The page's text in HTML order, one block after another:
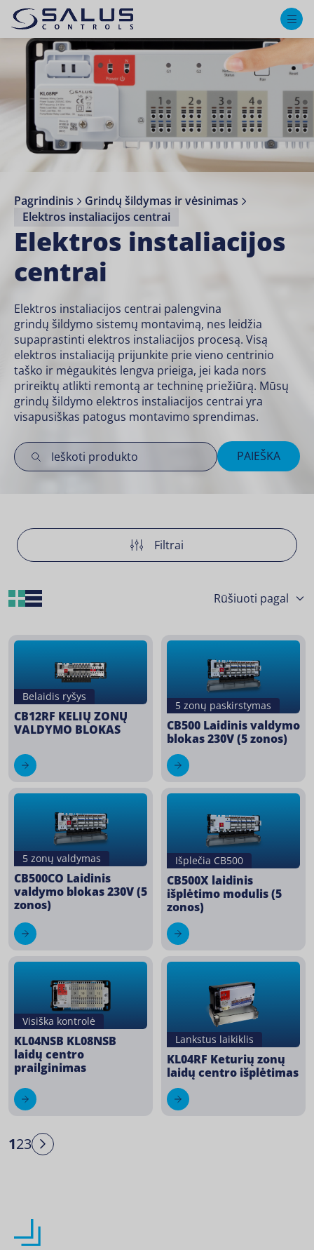
Pagrindinis
Grindų šildymas ir vėsinimas
Elektros instaliacijos centrai
Elektros instaliacijos
centrai
Elektros instaliacijos centrai palengvina
grindų šildymo sistemų montavimą, nes leidžia
supaprastinti elektros instaliacijos procesą. Visą
elektros instaliaciją prijunkite prie vieno centrinio
taško ir mėgaukitės lengva prieiga, jei kada nors
prireiktų atlikti remontą ar techninę priežiūrą. Mūsų
grindų šildymo elektros instaliacijos centrai yra
visapusiškas patogus montavimo sprendimas.
PAIEŠKA
Filtrai
Grid Layout
Belaidis ryšys
CB12RF KELIŲ ZONŲ
VALDYMO BLOKAS
5 zonų paskirstymas
CB500 Laidinis valdymo
blokas 230V (5 zonos)
5 zonų valdymas
CB500CO Laidinis
valdymo blokas 230V (5
zonos)
Išplečia CB500
CB500X laidinis
išplėtimo modulis (5
zonos)
Visiška kontrolė
KL04NSB KL08NSB
laidų centro
prailginimas
Lankstus laikiklis
KL04RF Keturių zonų
laidų centro išplėtimas
123 Next